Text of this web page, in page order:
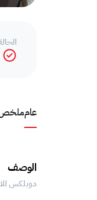
عام
الوصف
دوبلكس